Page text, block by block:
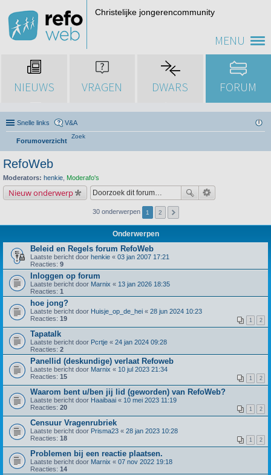
MENU
Christelijke jongerencommunity
NIEUWS VRAGEN DWARS FORUM
Snelle links V&A
Forumoverzicht
Zoek
RefoWeb
Moderators: henkie Moderafo's
Nieuw onderwerp
30 onderwerpen 1 2
Onderwerpen
Beleid en Regels forum RefoWeb
Laatste bericht door henkie « 03 jan 2007 17:21
Reacties: 9
Inloggen op forum
Laatste bericht door Marnix « 13 jan 2026 18:35
Reacties: 1
hoe jong?
Laatste bericht door Huisje_op_de_hei « 28 jun 2024 10:23
Reacties: 19 1 2
Tapatalk
Laatste bericht door Pcrtje « 24 jan 2024 09:28
Reacties: 2
Panellid (deskundige) verlaat Refoweb
Laatste bericht door Marnix « 10 jul 2023 21:34
Reacties: 15 1 2
Waarom bent u/ben jij lid (geworden) van RefoWeb?
Laatste bericht door Haaibaai « 10 mei 2023 11:19
Reacties: 20 1 2
Censuur Vragenrubriek
Laatste bericht door Prisma23 « 28 jan 2023 10:28
Reacties: 18 1 2
Problemen bij een reactie plaatsen.
Laatste bericht door Marnix « 07 nov 2022 19:18
Reacties: 14